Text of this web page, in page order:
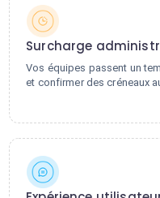
Surcharge
Vos équipes passent un
et confirmer des créneaux